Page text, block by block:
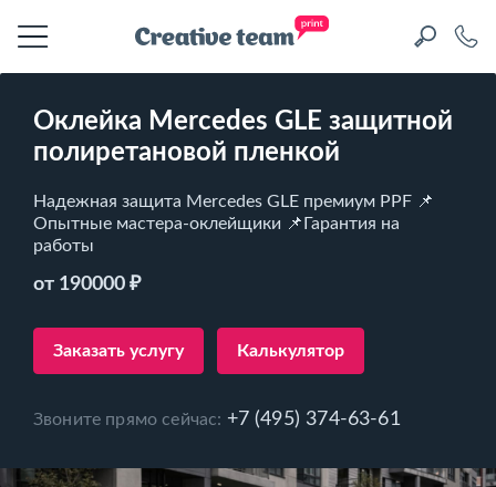
Оклейка Mercedes GLE защитной
полиретановой пленкой
Надежная защита Mercedes GLE премиум PPF 📌
Опытные мастера-оклейщики 📌Гарантия на
работы
от 190000 ₽
Заказать услугу Калькулятор
Звоните прямо сейчас: +7 (495) 374-63-61